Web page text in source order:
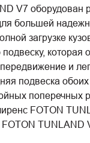
V7 оборудован
большей
загрузке
которая
и
подвеска
поперечных
FOTON
FOTON TUNLAND